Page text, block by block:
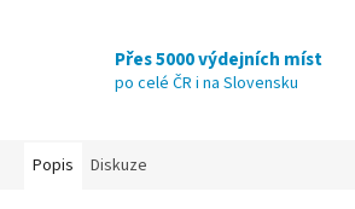
Přes 5000 výdejních míst
po celé ČR i na Slovensku
Popis Diskuze